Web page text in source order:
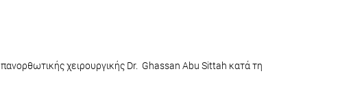
χειρουργικής Dr. Ghassan Abu Sittah κατά τη